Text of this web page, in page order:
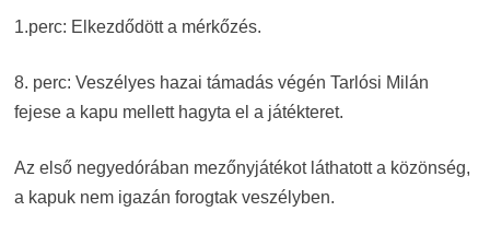
1.perc: Elkezdődött a mérkőzés.
8. perc: Veszélyes hazai támadás végén Tarlósi Milán
fejese a kapu mellett hagyta el a játékteret.
Az első negyedórában mezőnyjátékot láthatott a közönség,
a kapuk nem igazán forogtak veszélyben.